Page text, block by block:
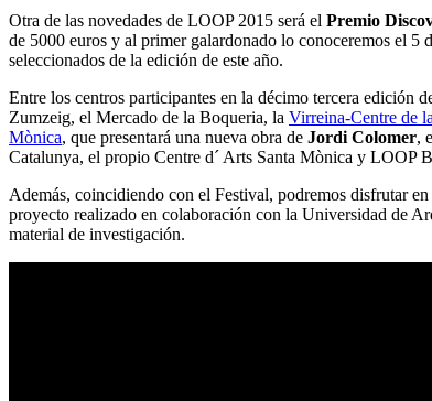
Otra de las novedades de LOOP 2015 será el Premio
de 5000 euros y al primer galardonado lo conoceremos el 5
seleccionados de la edición de este año.
Entre los centros participantes en la décimo tercera
Zumzeig, el Mercado de la Boqueria, la Virreina-Centre de
Mònica, que presentará una nueva obra de Jordi Colomer,
Catalunya, el propio Centre d´ Arts Santa Mònica y LOOP
Además, coincidiendo con el Festival, podremos disfrutar
proyecto realizado en colaboración con la Universidad de
material de investigación.